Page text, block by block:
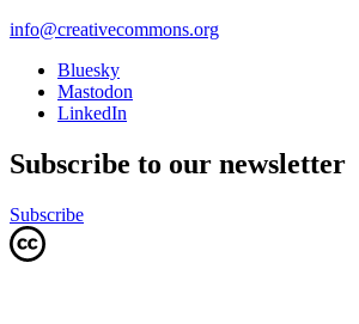
info@creativecommons.org
Bluesky
Mastodon
LinkedIn
Subscribe to our newsletter
Subscribe